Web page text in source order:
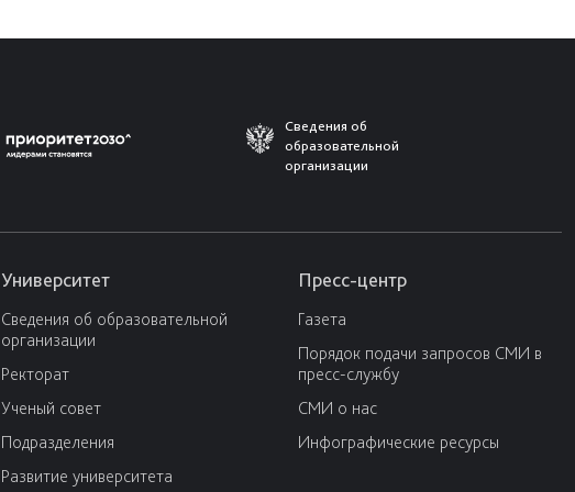
Сведения об
образовательной
организации
Университет
Сведения об образовательной
организации
Ректорат
Ученый совет
Подразделения
Развитие университета
Пресс-центр
Газета
Порядок подачи запросов СМИ в
пресс-службу
СМИ о нас
Инфографические ресурсы